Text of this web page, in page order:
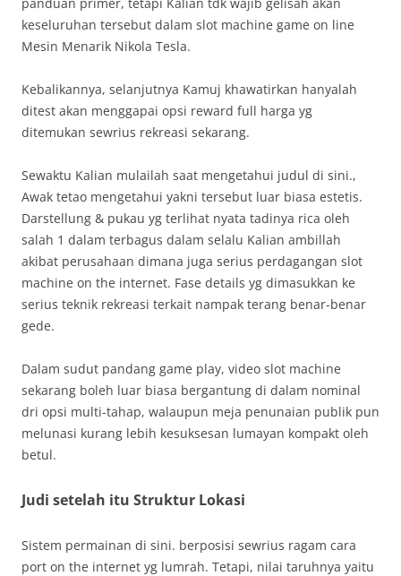
keseluruhan tersebut dalam slot machine game on line
Mesin Menarik Nikola Tesla.
Kebalikannya, selanjutnya Kamuj khawatirkan hanyalah
ditest akan menggapai opsi reward full harga yg
ditemukan sewrius rekreasi sekarang.
Sewaktu Kalian mulailah saat mengetahui judul di sini.,
Awak tetao mengetahui yakni tersebut luar biasa estetis.
Darstellung & pukau yg terlihat nyata tadinya rica oleh
salah 1 dalam terbagus dalam selalu Kalian ambillah
akibat perusahaan dimana juga serius perdagangan slot
machine on the internet. Fase details yg dimasukkan ke
serius teknik rekreasi terkait nampak terang benar-benar
gede.
Dalam sudut pandang game play, video slot machine
sekarang boleh luar biasa bergantung di dalam nominal
dri opsi multi-tahap, walaupun meja penunaian publik pun
melunasi kurang lebih kesuksesan lumayan kompakt oleh
betul.
Judi setelah itu Struktur Lokasi
Sistem permainan di sini. berposisi sewrius ragam cara
port on the internet yg lumrah. Tetapi, nilai taruhnya yaitu